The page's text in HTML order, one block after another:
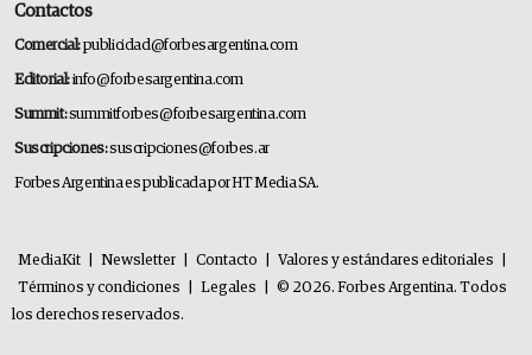
Contactos
Comercial:publicidad@forbesargentina.com
Editorial:info@forbesargentina.com
Summit:summitforbes@forbesargentina.com
Suscripciones:suscripciones@forbes.ar
Forbes Argentina es publicada por HT Media SA.
MediaKit Newsletter Contacto Valores y estándares editoriales
Términos y condiciones
Legales
© 2026. Forbes Argentina. Todos
los derechos reservados.